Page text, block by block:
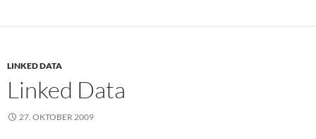
LINKED DATA
Linked Data
27. OKTOBER 2009